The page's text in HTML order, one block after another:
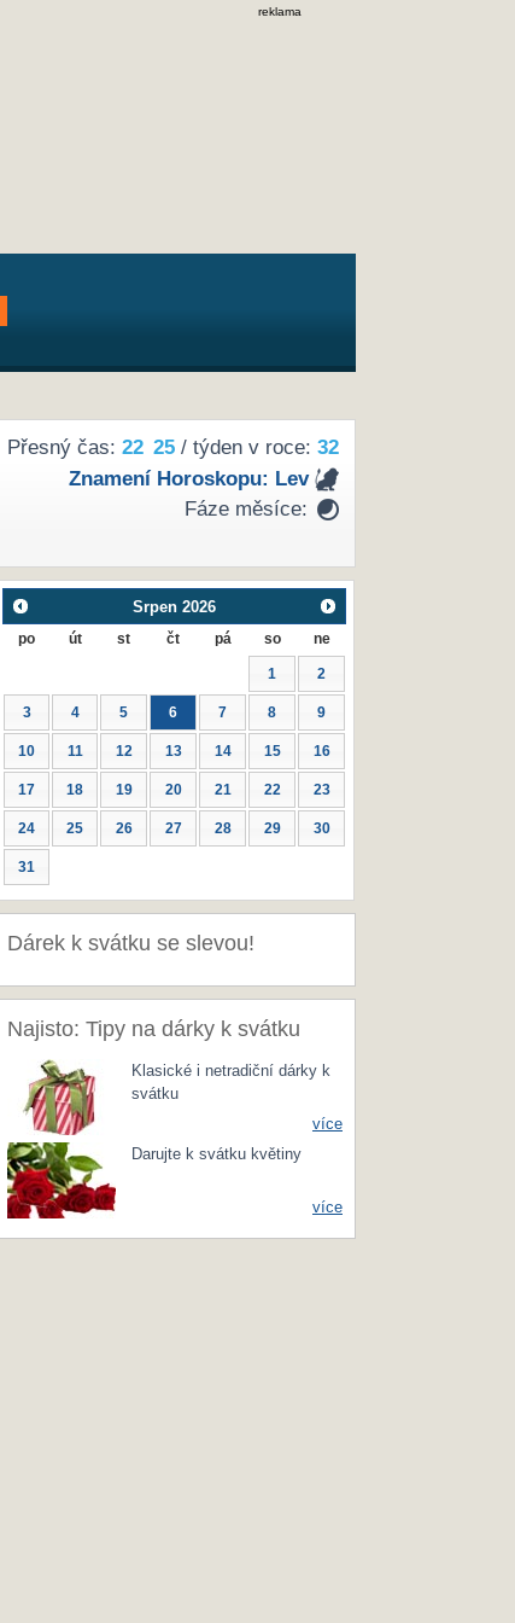
reklama
Přesný čas: 22 25/ týden v roce: 32
Znamení Horoskopu: Lev
Fáze měsíce:
Srpen 2026
po út st čt pá so ne
1 2
3 4 5 6 7 8 9
10 11 12 13 14 15 16
17 18 19 20 21 22 23
24 25 26 27 28 29 30
31
Dárek k svátku se slevou!
Najisto: Tipy na dárky k svátku
Klasické i netradiční dárky k
svátku
více
Darujte k svátku květiny
více